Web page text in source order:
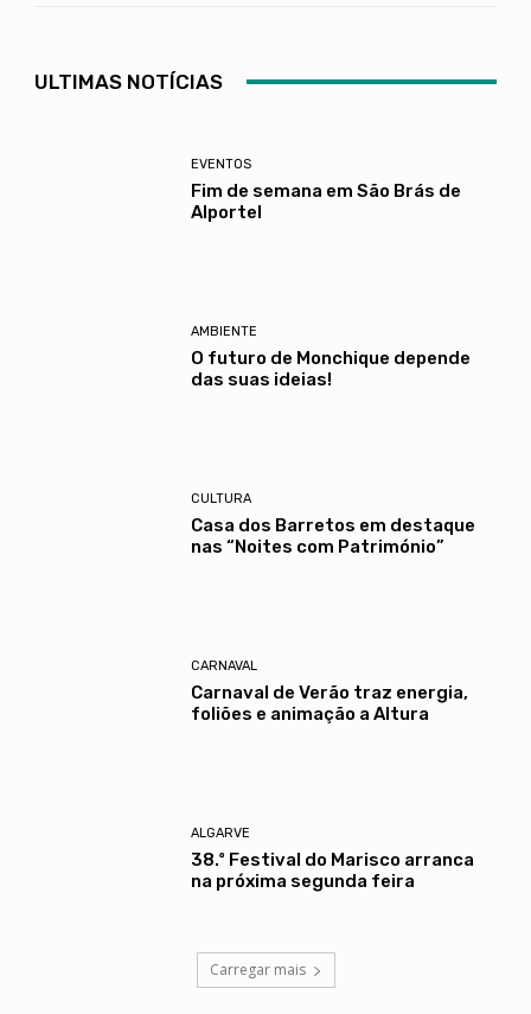
ULTIMAS NOTÍCIAS
EVENTOS
Fim de semana em São Brás de
Alportel
AMBIENTE
O futuro de Monchique depende
das suas ideias!
CULTURA
Casa dos Barretos em destaque
nas “Noites com Património”
CARNAVAL
Carnaval de Verão traz energia,
foliões e animação a Altura
ALGARVE
38.º Festival do Marisco arranca
na próxima segunda feira
Carregar mais